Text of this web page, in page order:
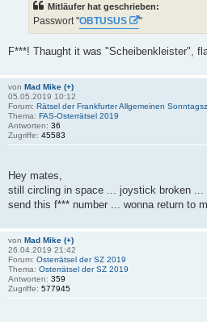
Mitläufer hat geschrieben:
Passwort "OBTUSUS "
F***! Thaught it was "Scheibenkleister",
von Mad Mike (+)
05.05.2019 10:12
Forum: Rätsel der Frankfurter Allgemeinen
Thema: FAS-Osterrätsel 2019
Antworten: 36
Zugriffe: 45583
Hey mates,
still circling in space ... joystick broken ...
send this f*** number ... wonna return to
von Mad Mike (+)
26.04.2019 21:42
Forum: Osterrätsel der SZ 2019
Thema: Osterrätsel der SZ 2019
Antworten: 359
Zugriffe: 577945